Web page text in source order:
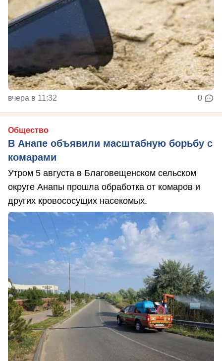
вчера в 11:32 0
Общество
В Анапе объявили масштабную борьбу с
комарами
Утром 5 августа в Благовещенском сельском
округе Анапы прошла обработка от комаров и
других кровососущих насекомых.